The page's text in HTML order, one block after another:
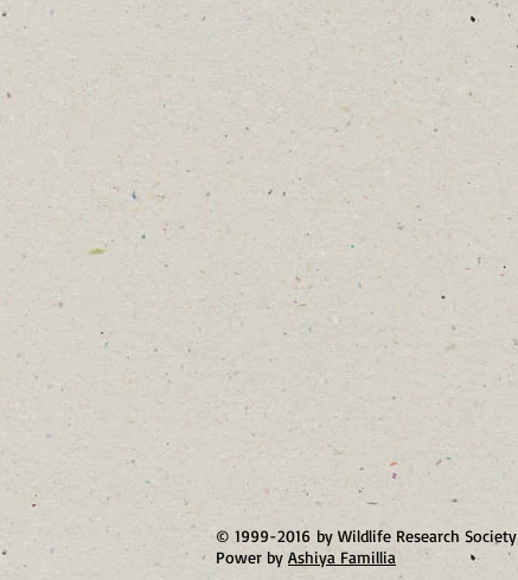
© 1999-2016 by Wildlife Research Society
Power by Ashiya Famillia